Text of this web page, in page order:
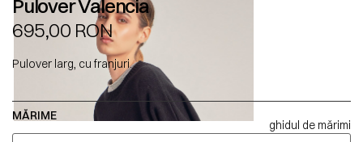
Pulover Valencia
695,00 RON
Pulover larg, cu franjuri.
MĂRIME
ghidul de mărimi